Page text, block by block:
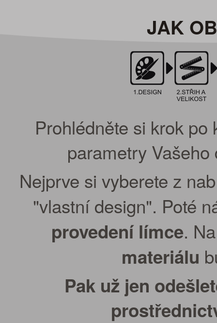
JAK
Prohlédněte si krok
parametry
Nejprve si vyberete z
"vlastní design". Poté
provedení límce.
materiálu
Pak už jen